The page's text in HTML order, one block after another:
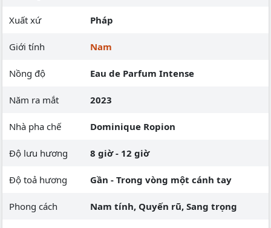
Xuất xứ Pháp
Giới tính Nam
Nồng độ Eau de Parfum Intense
Năm ra mắt 2023
Nhà pha chế Dominique Ropion
Độ lưu hương 8 giờ - 12 giờ
Độ toả hương Gần - Trong vòng một cánh tay
Phong cách Nam tính, Quyến rũ, Sang trọng